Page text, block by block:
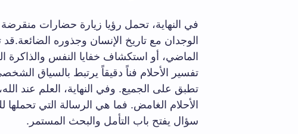
في النهاية، تحمل رؤيا زيارة حضارات
الوجدان مع تاريخ الإنسان وجذوره
الماضي، أو استكشاف خفايا النفس والذاكرة
تفسير الأحلام فناً دقيقاً يرتبط بالسياق
تطبق على الجميع. وفي النهاية، العلم عند
الأحلام الغامض. فما هي الرسالة التي
سؤال يفتح باب التأمل والبحث المستمر.